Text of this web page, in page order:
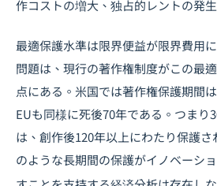
作コストの増大、独占的レントの発
最適保護水準は限界便益が限界費用
問題は、現行の著作権制度がこの最
点にある。米国では著作権保護期間
EUも同様に死後70年である。つまり
は、創作後120年以上にわたり保護
のような長期間の保護がイノベーシ